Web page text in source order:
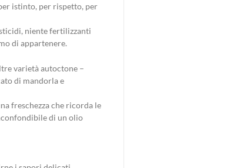
istinto, per rispetto, per
niente fertilizzanti
di appartenere.
varietà autoctone –
di mandorla e
freschezza che ricorda le
di un olio